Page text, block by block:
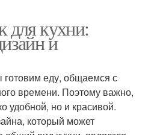
для кухни:
и
готовим еду, общаемся с
времени. Поэтому важно,
удобной, но и красивой.
который может